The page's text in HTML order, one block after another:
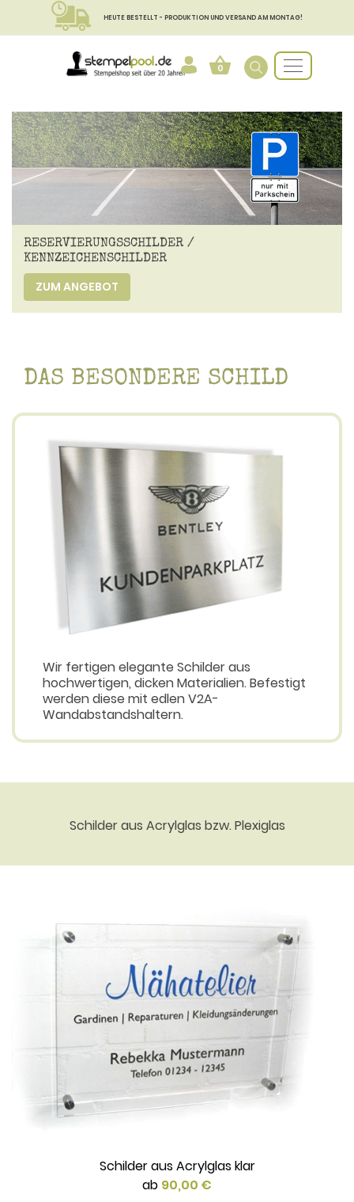
HEUTE BESTELLT - PRODUKTION UND VERSAND AM MONTAG!
0
RESERVIERUNGSSCHILDER /
KENNZEICHENSCHILDER
ZUM ANGEBOT
DAS BESONDERE SCHILD
Wir fertigen elegante Schilder aus
hochwertigen, dicken Materialien. Befestigt
werden diese mit edlen V2A-
Wandabstandshaltern.
Schilder aus Acrylglas bzw. Plexiglas
Schilder aus Acrylglas klar
ab 90,00 €